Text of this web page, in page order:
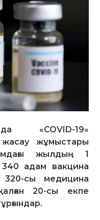
«COVID-19»
жұмыстары
жылдың 1
340 адам вакцина
320-сы медицина
20-сы екпе